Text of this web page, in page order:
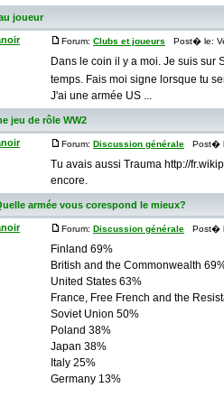
joueur
Forum: Clubs et joueurs Post� le:
Dans le coin il y a moi. Je suis sur
temps. Fais moi signe lorsque tu
J'ai une armée US ...
jeu de rôle WW2
Forum: Discussion générale Post�
Tu avais aussi Trauma http://
encore.
armée vous corespond le mieux?
Forum: Discussion générale Post�
Finland 69%
British and the Commonwealth
United States 63%
France, Free French and the
Soviet Union 50%
Poland 38%
Japan 38%
Italy 25%
Germany 13%